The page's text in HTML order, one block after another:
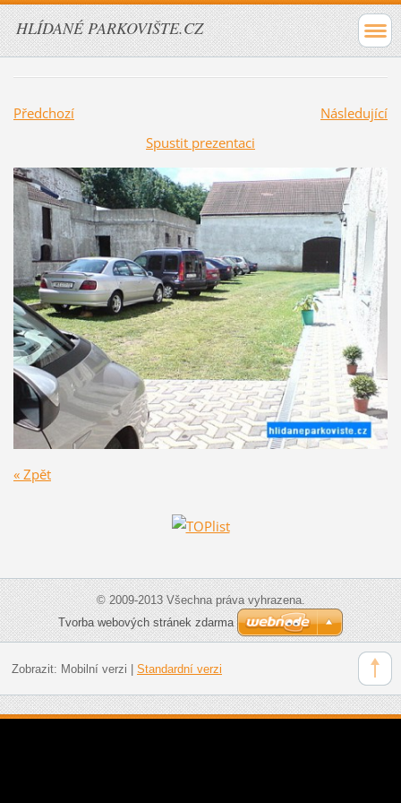
HLÍDANÉ PARKOVIŠTE.CZ
Předchozí
Následující
Spustit prezentaci
« Zpět
© 2009-2013 Všechna práva vyhrazena.
Tvorba webových stránek zdarma
Zobrazit: Mobilní verzi Standardní verzi